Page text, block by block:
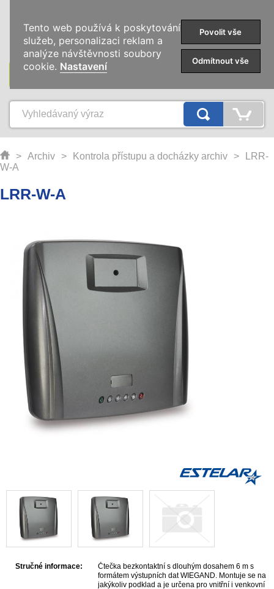
KATEGORIE
> Archiv > Kontrola přístupu a docházky archiv >
LRR-
W-A
LRR-W-A
Stručné informace:
Čtečka bezkontaktní s dlouhým dosahem 6 m s
formátem výstupních dat WIEGAND. Montuje se na
jakýkoliv podklad a je určena pro vnitřní i venkovní
Tento web používá k poskytování
služeb, personalizaci reklam a
analýze návštěvnosti soubory
cookie. Nastavení
Povolit vše
Odmítnout vše